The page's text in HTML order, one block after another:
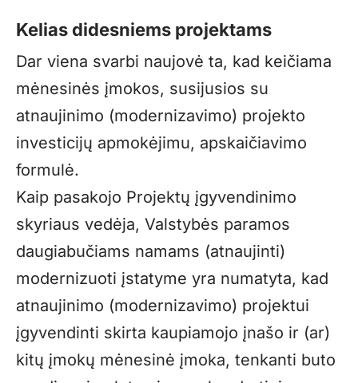
Kelias didesniems projektams
Dar viena svarbi naujovė ta, kad keičiama
mėnesinės įmokos, susijusios su
atnaujinimo (modernizavimo) projekto
investicijų apmokėjimu, apskaičiavimo
formulė.
Kaip pasakojo Projektų įgyvendinimo
skyriaus vedėja, Valstybės paramos
daugiabučiams namams (atnaujinti)
modernizuoti įstatyme yra numatyta, kad
atnaujinimo (modernizavimo) projektui
įgyvendinti skirta kaupiamojo įnašo ir (ar)
kitų įmokų mėnesinė įmoka, tenkanti buto